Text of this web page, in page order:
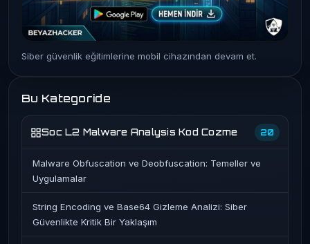
Siber güvenlik eğitimlerine mobil cihazından devam et.
Bu Kategoride
Soc L2 Malware Analysis Kod Cozme 20
Malware Obfuscation ve Deobfuscation: Temeller ve
Uygulamalar
String Encoding ve Base64 Gizleme Analizi: Siber
Güvenlikte Kritik Bir Yaklaşım